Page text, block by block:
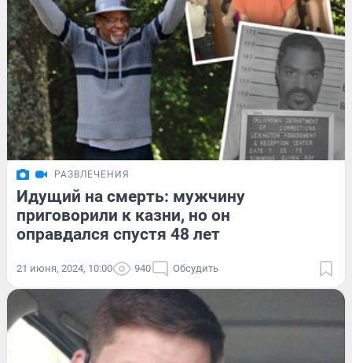
РАЗВЛЕЧЕНИЯ
Идущий на смерть: мужчину
приговорили к казни, но он
оправдался спустя 48 лет
21 июня, 2024, 10:00 940 Обсудить